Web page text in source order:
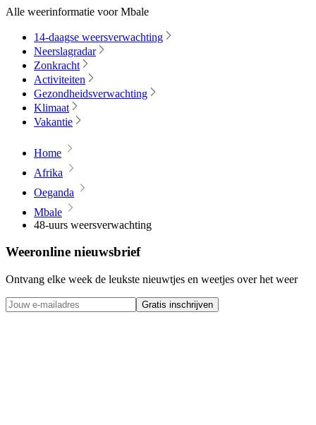
Alle weerinformatie voor Mbale
14-daagse weersverwachting
Neerslagradar
Zonkracht
Activiteiten
Gezondheidsverwachting
Klimaat
Vakantie
Home
Afrika
Oeganda
Mbale
48-uurs weersverwachting
Weeronline nieuwsbrief
Ontvang elke week de leukste nieuwtjes en weetjes over het weer
Gratis inschrijven